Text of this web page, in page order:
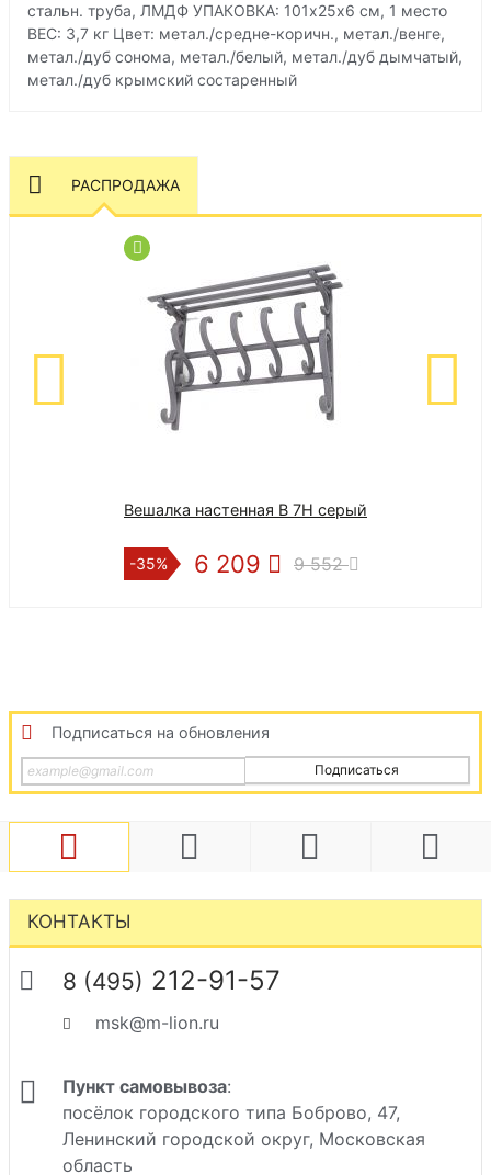
стальн. труба, ЛМДФ УПАКОВКА: 101х25х6 см, 1 место
ВЕС: 3,7 кг Цвет: метал./средне-коричн., метал./венге,
метал./дуб сонома, метал./белый, метал./дуб дымчатый,
метал./дуб крымский состаренный
РАСПРОДАЖА
Вешалка настенная В 7Н серый
-35% 6 209 9 552
Подписаться на обновления
Подписаться
КОНТАКТЫ
8 (495) 212-91-57
msk@m-lion.ru
Пункт самовывоза:
посёлок городского типа Боброво, 47,
Ленинский городской округ, Московская
область